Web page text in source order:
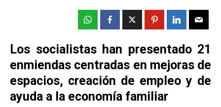
Los socialistas han presentado 21
enmiendas centradas en mejoras de
espacios, creación de empleo y de
ayuda a la economía familiar